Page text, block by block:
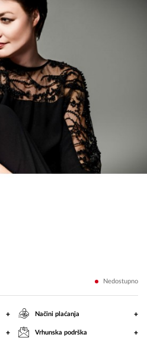
Nedostupno
+ Načini plaćanja +
+ Vrhunska podrška +